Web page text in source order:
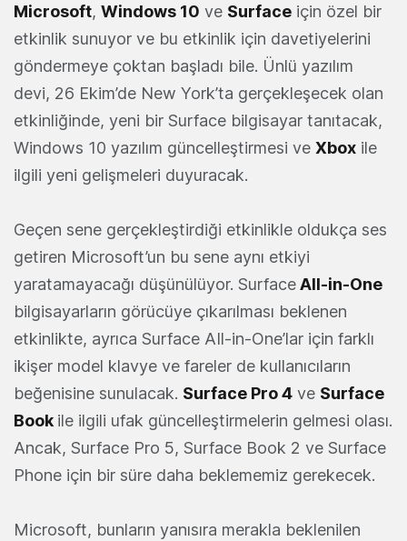
Microsoft, Windows 10 ve Surface için özel bir
etkinlik sunuyor ve bu etkinlik için davetiyelerini
göndermeye çoktan başladı bile. Ünlü yazılım
devi, 26 Ekim’de New York’ta gerçekleşecek olan
etkinliğinde, yeni bir Surface bilgisayar tanıtacak,
Windows 10 yazılım güncelleştirmesi ve Xbox ile
ilgili yeni gelişmeleri duyuracak.
Geçen sene gerçekleştirdiği etkinlikle oldukça ses
getiren Microsoft’un bu sene aynı etkiyi
yaratamayacağı düşünülüyor. SurfaceAll-in-One
bilgisayarların görücüye çıkarılması beklenen
etkinlikte, ayrıca Surface AIl-in-One’lar için farklı
ikişer model klavye ve fareler de kullanıcıların
beğenisine sunulacak. Surface Pro 4 ve Surface
Book ile ilgili ufak güncelleştirmelerin gelmesi olası.
Ancak, Surface Pro 5, Surface Book 2 ve Surface
Phone için bir süre daha beklememiz gerekecek.
Microsoft, bunların yanısıra merakla beklenilen